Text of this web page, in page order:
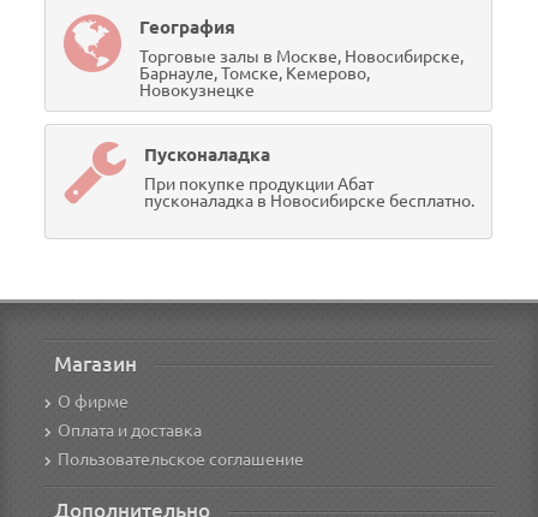
География
Торговые залы в Москве, Новосибирске,
Барнауле, Томске, Кемерово,
Новокузнецке
Пусконаладка
При покупке продукции Абат
пусконаладка в Новосибирске бесплатно.
Магазин
О фирме
Оплата и доставка
Пользовательское соглашение
Дополнительно